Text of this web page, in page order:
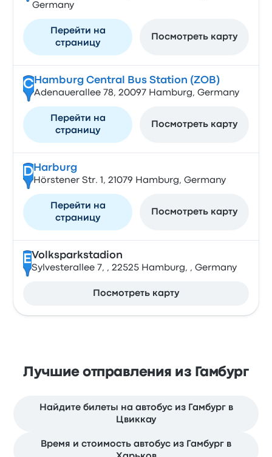
Germany
Перейти на
страницу
Посмотреть карту
CHamburg Central Bus Station (ZOB)
Adenauerallee 78, 20097 Hamburg, Germany
Перейти на
страницу
Посмотреть карту
DHarburg
Hörstener Str. 1, 21079 Hamburg, Germany
Перейти на
страницу
Посмотреть карту
EVolksparkstadion
Sylvesterallee 7, , 22525 Hamburg, , Germany
Посмотреть карту
Лучшие отправления из Гамбург
Найдите билеты на автобус из Гамбург в
Цвиккау
Время и стоимость автобус из Гамбург в